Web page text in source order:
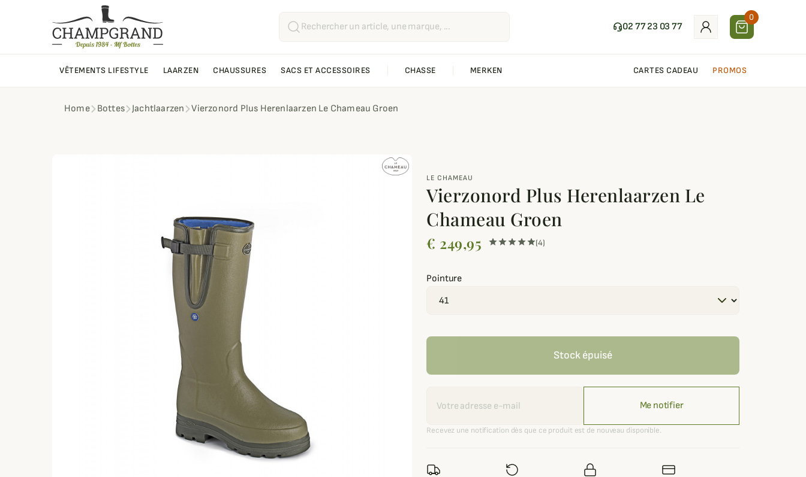
02 77 23 03 77
0
VÊTEMENTS LIFESTYLE LAARZEN CHAUSSURES SACS ET ACCESSOIRES CHASSE MERKEN CARTES CADEAU PROMOS
Home Bottes Jachtlaarzen Vierzonord Plus Herenlaarzen Le Chameau Groen
LE CHAMEAU
Vierzonord Plus Herenlaarzen Le
Chameau Groen
€ 249,95 (4)
Pointure
Stock épuisé
Me notifier
Recevez une notification dès que ce produit est de nouveau disponible.